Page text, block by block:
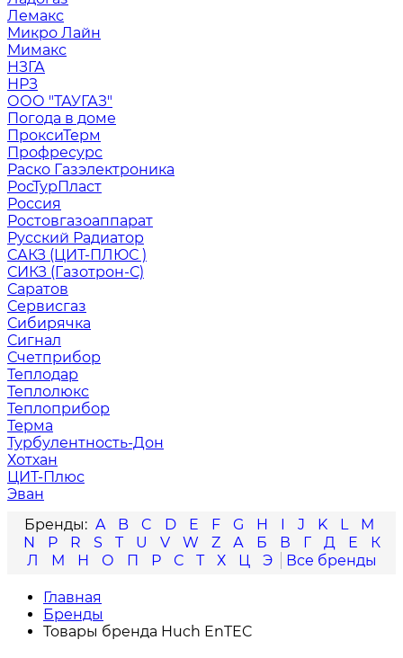
Лемакс
Микро Лайн
Мимакс
НЗГА
НРЗ
ООО "ТАУГАЗ"
Погода в доме
ПроксиТерм
Профресурс
Раско Газэлектроника
РосТурПласт
Россия
Ростовгазоаппарат
Русский Радиатор
САКЗ (ЦИТ-ПЛЮС )
СИКЗ (Газотрон-С)
Саратов
Сервисгаз
Сибирячка
Сигнал
Счетприбор
Теплодар
Теплолюкс
Теплоприбор
Терма
Турбулентность-Дон
Хотхан
ЦИТ-Плюс
Эван
A
B C D E F G H I J K L
M
N
P R S T U V W Z А Б В Г Д Е
К
Л
М Н О П Р С Т Х Ц Э
Главная
Бренды
Товары бренда Huch EnTEC